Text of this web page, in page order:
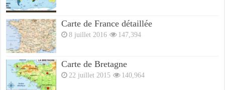
Carte de France détaillée
8 juillet 2016 147,394
Carte de Bretagne
22 juillet 2015 140,964